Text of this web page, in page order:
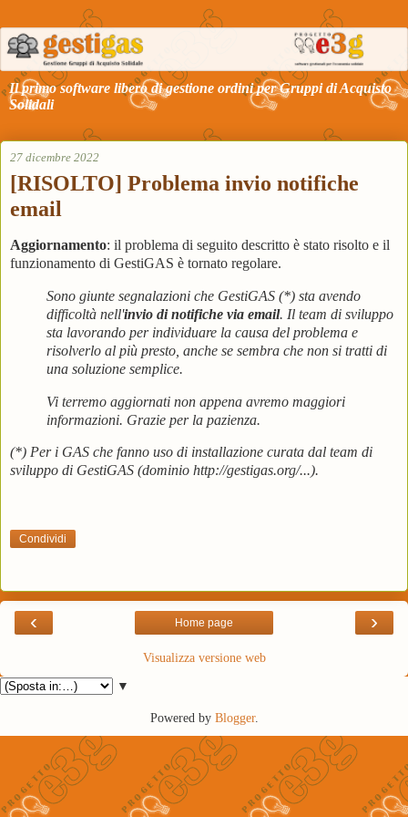
Il primo software libero di gestione ordini per Gruppi di Acquisto
Solidali
27 dicembre 2022
[RISOLTO] Problema invio notifiche
email
Aggiornamento: il problema di seguito descritto è stato risolto e il
funzionamento di GestiGAS è tornato regolare.
Sono giunte segnalazioni che GestiGAS (*) sta avendo
difficoltà nell'invio di notifiche via email. Il team di sviluppo
sta lavorando per individuare la causa del problema e
risolverlo al più presto, anche se sembra che non si tratti di
una soluzione semplice.
Vi terremo aggiornati non appena avremo maggiori
informazioni. Grazie per la pazienza.
(*) Per i GAS che fanno uso di installazione curata dal team di
sviluppo di GestiGAS (dominio http://gestigas.org/...).
Condividi
‹ ›
Home page
Visualizza versione web
▼
Powered by Blogger.